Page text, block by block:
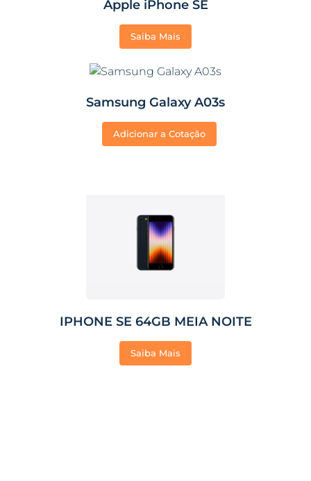
Apple iPhone SE
Saiba Mais
Samsung Galaxy A03s
Adicionar a Cotação
IPHONE SE 64GB MEIA NOITE
Saiba Mais